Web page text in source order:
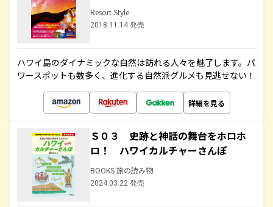
Resort Style
2018.11.14 発売
ハワイ島のダイナミックな自然は訪れる人々を魅了します。パ
ワースポットも数多く、進化する自然派グルメも見逃せない！
詳細を見る
Ｓ０３ 史跡と神話の舞台をホロホ
ロ！ ハワイカルチャーさんぽ
BOOKS 旅の読み物
2024.03.22 発売